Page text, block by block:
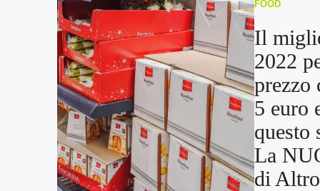
FOOD
Il
2022
prezzo
5 euro
questo
La
di